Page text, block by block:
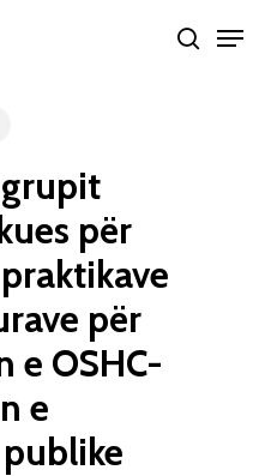
search
për
për
e OSHC-
e